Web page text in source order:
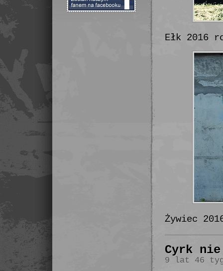
Ełk 2016
Żywiec
Cyrk
9 lat 46